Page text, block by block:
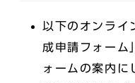
以下のオンライ
成申請フォーム
ォームの案内に